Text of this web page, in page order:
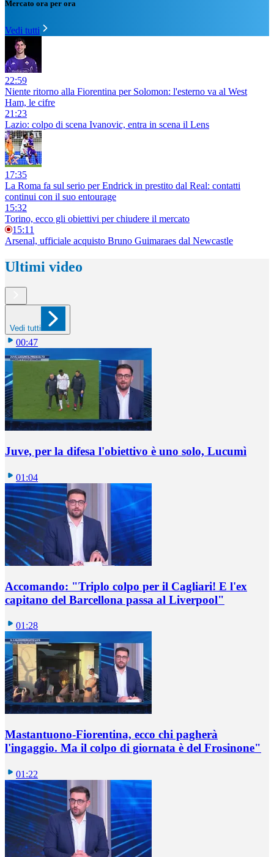
Mercato ora per ora
Vedi tutti
22:59
Niente ritorno alla Fiorentina per Solomon: l'esterno va al West
Ham, le cifre
21:23
Lazio: colpo di scena Ivanovic, entra in scena il Lens
17:35
La Roma fa sul serio per Endrick in prestito dal Real: contatti
continui con il suo entourage
15:32
Torino, ecco gli obiettivi per chiudere il mercato
15:11
Arsenal, ufficiale acquisto Bruno Guimaraes dal Newcastle
Ultimi video
Vedi tutti
00:47
Juve, per la difesa l'obiettivo è uno solo, Lucumì
01:04
Accomando: "Triplo colpo per il Cagliari! E l'ex
capitano del Barcellona passa al Liverpool"
01:28
Mastantuono-Fiorentina, ecco chi pagherà
l'ingaggio. Ma il colpo di giornata è del Frosinone"
01:22